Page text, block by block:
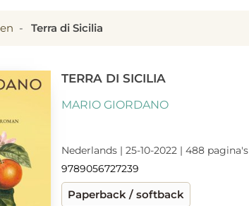
- Terra di Sicilia
TERRA DI SICILIA
MARIO GIORDANO
Nederlands | 25-10-2022 | 488 pagina's
9789056727239
Paperback / softback